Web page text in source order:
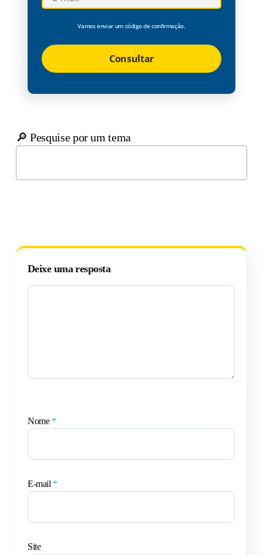
Vamos enviar um código de confirmação.
Consultar
🔎 Pesquise por um tema
Deixe uma resposta
Nome *
E-mail *
Site